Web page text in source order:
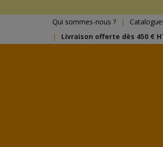
Qui sommes-nous ?
Livraison offerte dès 450 €